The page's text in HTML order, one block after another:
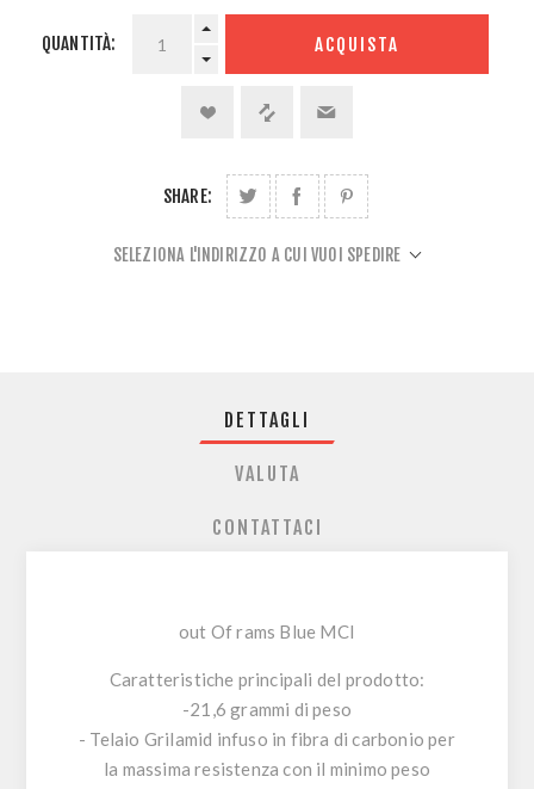
QUANTITÀ: ACQUISTA
SHARE:
SELEZIONA L'INDIRIZZO A CUI VUOI SPEDIRE
DETTAGLI
VALUTA
CONTATTACI
out Of rams Blue MCI
Caratteristiche principali del prodotto:
-21,6 grammi di peso
- Telaio Grilamid infuso in fibra di carbonio per
la massima resistenza con il minimo peso